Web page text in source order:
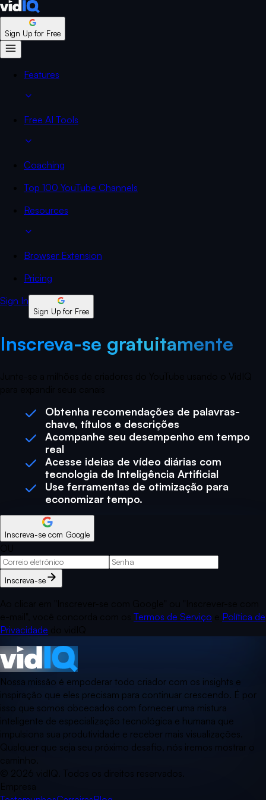
Sign Up for Free
Features
Free AI Tools
Coaching
Top 100 YouTube Channels
Resources
Browser Extension
Pricing
Sign In
Sign Up for Free
Inscreva-se gratuitamente
Obtenha recomendações de palavras-
chave, títulos e descrições
Acompanhe seu desempenho em tempo
real
Acesse ideias de vídeo diárias com
tecnologia de Inteligência Artificial
Use ferramentas de otimização para
economizar tempo.
Inscreva-se com Google
Inscreva-se
Termos de Serviço
Política de
Privacidade
Nossa missão é empoderar todo criador com os insights e
inspiração que eles precisam para continuar crescendo. É por
isso que somos obcecados com fornecer uma mistura
inteligente de especialização tecnológica e humana que
impulsiona sua produtividade e receber mais visualizações.
Qualquer que seja seu próximo desafio, nós iremos mostrar o
caminho.
© 2026 vidIQ. Todos os direitos reservados.
Empresa